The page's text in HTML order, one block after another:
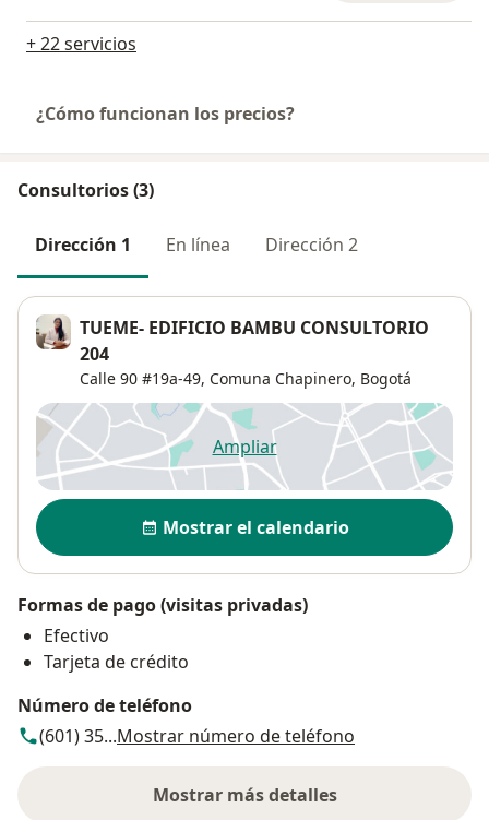
+ 22 servicios
¿Cómo funcionan los precios?
Consultorios (3)
Dirección 1 En línea Dirección 2
TUEME- EDIFICIO BAMBU CONSULTORIO
204
Calle 90 #19a-49, Comuna Chapinero, Bogotá
Ampliarse abre en una nueva
Disponibilidad
Mostrar el calendario
Formas de pago (visitas privadas)
Efectivo
Tarjeta de crédito
Número de teléfono
(601) 35...Mostrar número de teléfono
Mostrar más detalles
sobre la dirección